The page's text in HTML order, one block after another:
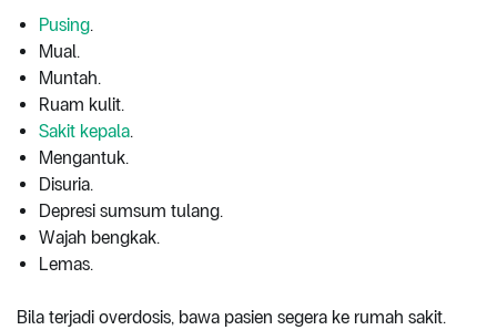
Pusing.
Mual.
Muntah.
Ruam kulit.
Sakit kepala.
Mengantuk.
Disuria.
Depresi sumsum tulang.
Wajah bengkak.
Lemas.
Bila terjadi overdosis, bawa pasien segera ke rumah sakit.